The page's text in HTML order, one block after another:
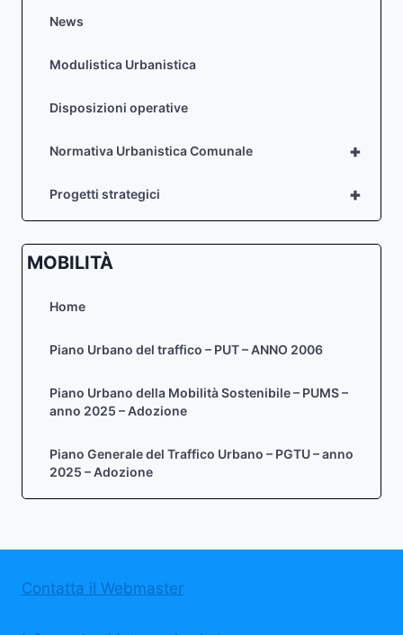
News
Modulistica Urbanistica
Disposizioni operative
+
Normativa Urbanistica Comunale
+
Progetti strategici
MOBILITÀ
Home
Piano Urbano del traffico – PUT – ANNO 2006
Piano Urbano della Mobilità Sostenibile – PUMS –
anno 2025 – Adozione
Piano Generale del Traffico Urbano – PGTU – anno
2025 – Adozione
Contatta il Webmaster